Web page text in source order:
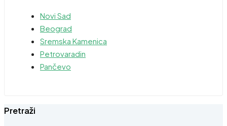
Novi Sad
Beograd
Sremska Kamenica
Petrovaradin
Pančevo
Pretraži